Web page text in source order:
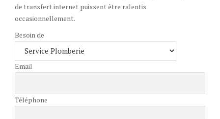
de transfert internet puissent être ralentis
occasionnellement.
Besoin de
Email
Téléphone